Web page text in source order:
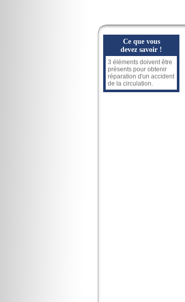
Ce que vous
devez savoir !
3 éléments doivent être
présents pour obtenir
réparation d'un accident
de la circulation.